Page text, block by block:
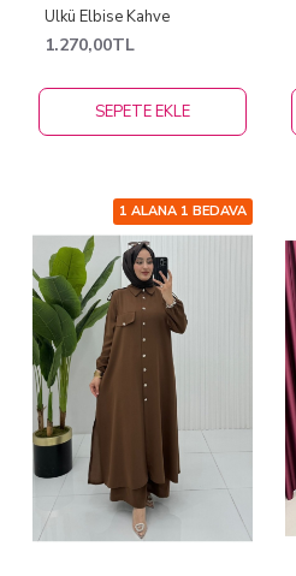
Ülkü Elbise Kahve
1.270,00TL
SEPETE EKLE
1 ALANA 1 BEDAVA